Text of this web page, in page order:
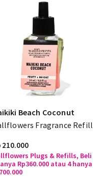
Beach Coconut
Fragrance Refill
210.000
Plugs & Refills, Beli
Rp360.000 atau 4 hanya